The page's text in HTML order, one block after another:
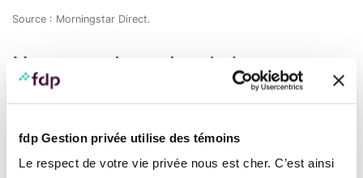
fdp Gestion privée utilise des témoins
Le respect de votre vie privée nous est cher. C’est ainsi
Source : Morningstar Direct.
Notre analyse des évènements
Taux directeurs